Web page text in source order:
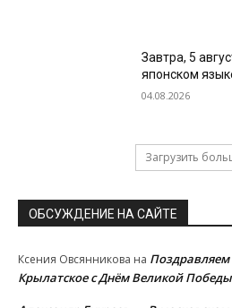
Завтра, 5
японском
04.08.2026
Загрузить
ОБСУЖДЕНИЕ НА САЙТЕ
Ксения Овсянникова на
Крылатское с Днём Великой